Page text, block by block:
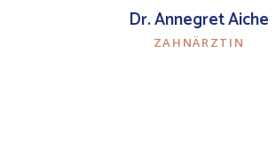
Dr. Annegret Aiche
ZAHNÄRZTIN